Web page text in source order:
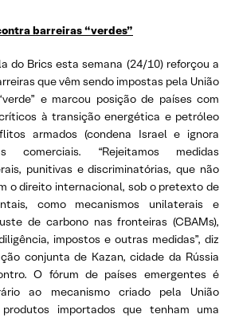
barreiras “verdes”
do Brics esta semana (24/10) reforçou a
que vêm sendo impostas pela União
e marcou posição de países com
à transição energética e petróleo
armados (condena Israel e ignora
comerciais. “Rejeitamos medidas
punitivas e discriminatórias, que não
o direito internacional, sob o pretexto de
como mecanismos unilaterais e
de carbono nas fronteiras (CBAMs),
impostos e outras medidas”, diz
conjunta de Kazan, cidade da Rússia
O fórum de países emergentes é
ao mecanismo criado pela União
importados que tenham uma